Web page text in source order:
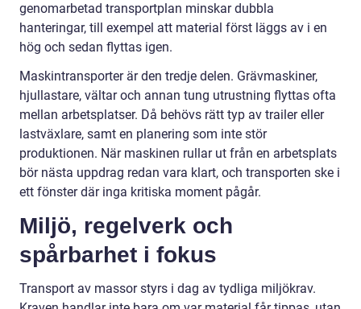
genomarbetad transportplan minskar dubbla
hanteringar, till exempel att material först läggs av i en
hög och sedan flyttas igen.
Maskintransporter är den tredje delen. Grävmaskiner,
hjullastare, vältar och annan tung utrustning flyttas ofta
mellan arbetsplatser. Då behövs rätt typ av trailer eller
lastväxlare, samt en planering som inte stör
produktionen. När maskinen rullar ut från en arbetsplats
bör nästa uppdrag redan vara klart, och transporten ske i
ett fönster där inga kritiska moment pågår.
Miljö, regelverk och
spårbarhet i fokus
Transport av massor styrs i dag av tydliga miljökrav.